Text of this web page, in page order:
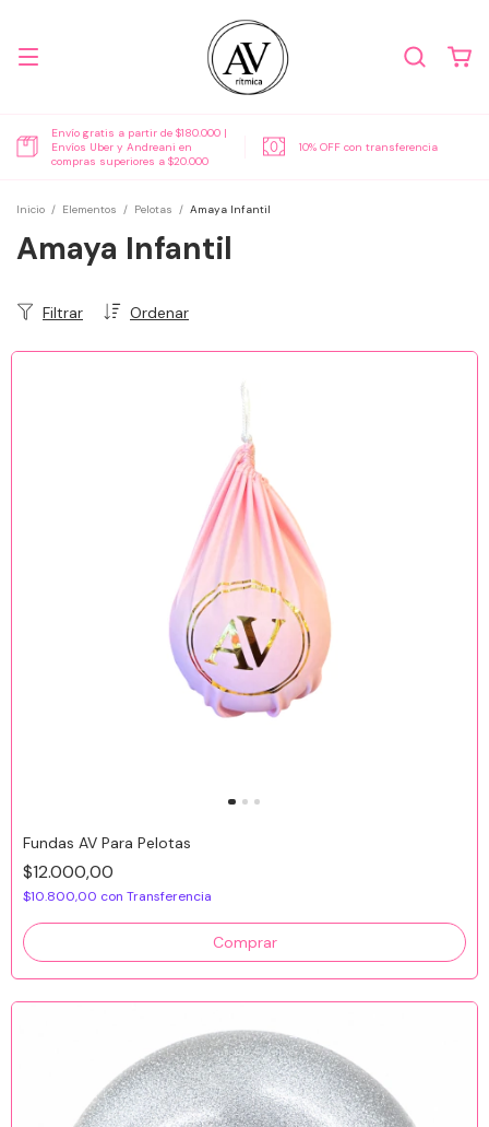
Envío gratis a partir de $180.000 |
Envíos Uber y Andreani en
compras superiores a $20.000
10% OFF con transferencia
Inicio / Elementos / Pelotas / Amaya Infantil
Amaya Infantil
Ordenar
Filtrar
Fundas AV Para Pelotas
$12.000,00
$10.800,00 con Transferencia
Comprar